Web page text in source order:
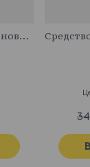
Универсальный пятновыводитель